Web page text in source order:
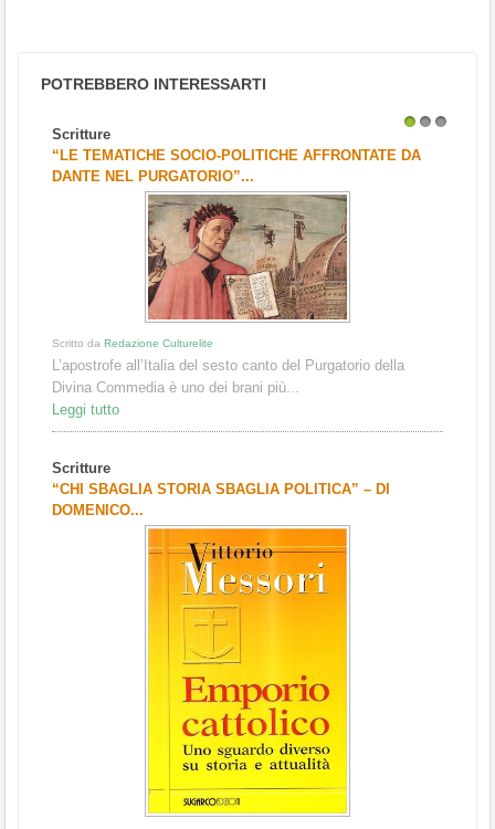
POTREBBERO INTERESSARTI
Scritture
“LE TEMATICHE SOCIO-POLITICHE AFFRONTATE DA
DANTE NEL PURGATORIO”...
Scritto da Redazione Culturelite
L’apostrofe all’Italia del sesto canto del Purgatorio della
Divina Commedia è uno dei brani più...
Leggi tutto
Scritture
“CHI SBAGLIA STORIA SBAGLIA POLITICA” – DI
DOMENICO...